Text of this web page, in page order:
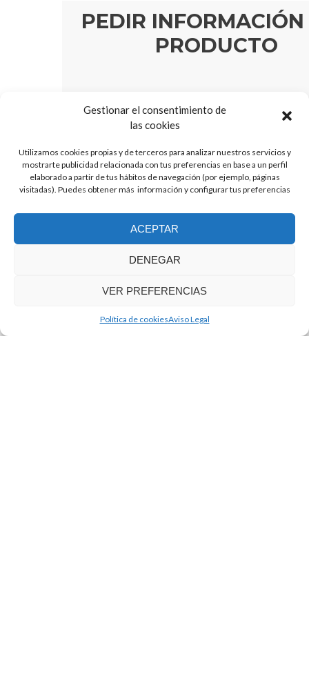
Gestionar el consentimiento de
las cookies
Utilizamos cookies propias y de terceros para analizar nuestros servicios y
mostrarte publicidad relacionada con tus preferencias en base a un perfil
elaborado a partir de tus hábitos de navegación (por ejemplo, páginas
visitadas). Puedes obtener más información y configurar tus preferencias
ACEPTAR
DENEGAR
VER PREFERENCIAS
Política de cookiesAviso Legal
PEDIR
PRODUCTO
Nombre: *
E-mail: *